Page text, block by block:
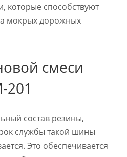
которые способствуют
мокрых дорожных
смеси
201
состав резины,
службы такой шины
Это обеспечивается